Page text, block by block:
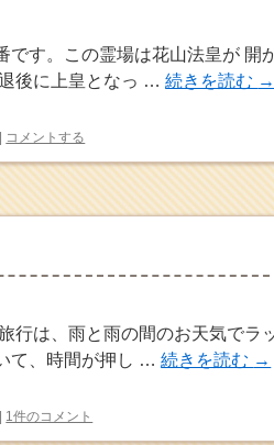
です。この霊場は花山法皇が 開
後に上皇となっ …続きを読む →
コメントする
行は、雨と雨の間のお天気でラ
て、時間が押し …続きを読む →
1件のコメント